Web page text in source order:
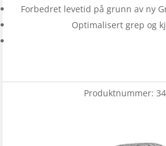
Forbedret levetid på grunn av ny
Optimalisert grep og
Produktnummer: